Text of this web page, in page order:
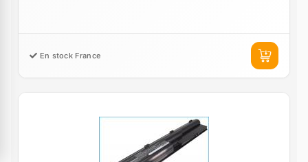
En stock France